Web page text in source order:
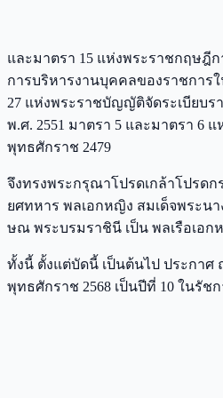
และมาตรา 15 แห่งพระราชกฤษฎีก
การบริหารงานบุคคลของราชการ
27 แห่งพระราชบัญญัติจัดระเบียบร
พ.ศ. 2551 มาตรา 5 และมาตรา 6
พุทธศักราช 2479
จึงทรงพระกรุณาโปรดเกล้าโปรด
ยศทหาร พลเอกหญิง สมเด็จพระน
ษณ พระบรมราชินี เป็น พลเรือเอ
ทั้งนี้ ตั้งแต่บัดนี้ เป็นต้นไป ประกาศ
พุทธศักราช 2568 เป็นปีที่ 10 ในรัช